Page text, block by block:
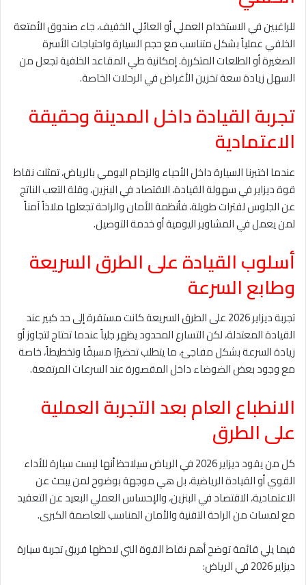
للراغبين في الاستخدام العملي أو العائلي الخفيف، جاء صندوق الأمتعة
الخلفي عملياً بشكل متناسب مع حجم السيارة واحتياجات الأسرة
الصغيرة أو الطلعات المتكررة. إمكانية طي المقاعد الخلفية تجعل من
السهل زيادة سعة تخزين الأغراض في الرحلات الخاصة.
تجربة القيادة داخل المدينة وحقيقة
الاعتمادية
عندما اختبرنا السيارة داخل الأحياء والزحام اليومي بالرياض، تمثلت نقاط
قوة ديزاير في سهولة القيادة، الاقتصاد في البنزين، وقلة التعب الناتج
عن الجلوس لفترات طويلة، فأنظمة الأمان والراحة تجعلها ملاذاً آمناً
لمن يعمل في المشاوير اليومية أو خدمة التوصيل.
أسلوب القيادة على الطرق السريعة
وطابع السرعة
تجربة ديزاير 2026 على الطرق السريعة كانت مستقرة إلى حد كبير عند
القيادة المعتدلة، لكن التسارع المحدود يظهر جلياً عندما تحتاج لتجاوز أو
زيادة السرعة بشكل مفاجئ، ما يتطلب تحضيرًا مسبقًا وتخطيطاً، خاصة
مع وجود بعض الضوضاء داخل المقصورة عند السرعات المرتفعة.
الانطباع العام بعد التجربة العملية
على الطرق
كل من يقود ديزاير 2026 في الرياض سيلاحظ أنها ليست سيارة للأداء
القوي أو القيادة الرياضية، بل هي موجهة بوضوح لمن يبحث عن
الاعتمادية، الاقتصاد في البنزين، والإحساس العملي البعيد عن التعقيد
مع لمسات من الراحة التقنية والأمان المناسب للعاصمة الكبرى.
فيما يلي قائمة توضح أهم نقاط القوة التي لاحظها فريق تجربة سيارة
ديزاير 2026 في الرياض: